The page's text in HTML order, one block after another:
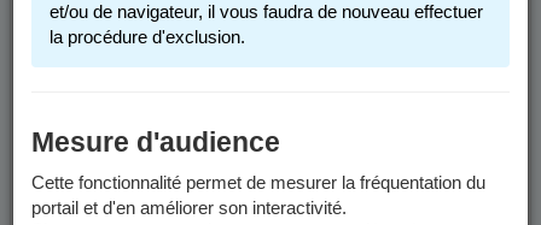
ACTIVITÉS
SPORTIVES 2025-
2026
Les activités sportives proposées par la Ville de Grenoble sont
et/ou de navigateur, il vous faudra de nouveau effectuer
la procédure d'exclusion.
Mesure d'audience
Cette fonctionnalité permet de mesurer la fréquentation du
portail et d'en améliorer son interactivité.